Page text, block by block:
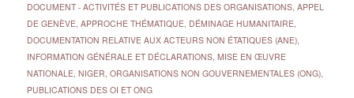
DOCUMENT- ACTIVITÉS ET PUBLICATIONS DES ORGANISATIONS, APPEL
DE GENÈVE, APPROCHE THÉMATIQUE, DÉMINAGE HUMANITAIRE,
DOCUMENTATION RELATIVE AUX ACTEURS NON ÉTATIQUES (ANE),
INFORMATION GÉNÉRALE ET DÉCLARATIONS, MISE EN ŒUVRE
NATIONALE, NIGER, ORGANISATIONS NON GOUVERNEMENTALES (ONG),
PUBLICATIONS DES OI ET ONG